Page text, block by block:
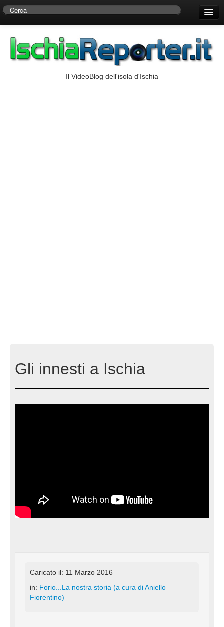
Centro di Ricerche Storiche D’Ambra
Il VideoBlog dell'isola d'Ischia
Gli innesti a Ischia
Caricato il: 11 Marzo 2016
in: Forio...La nostra storia (a cura di Aniello
Fiorentino)